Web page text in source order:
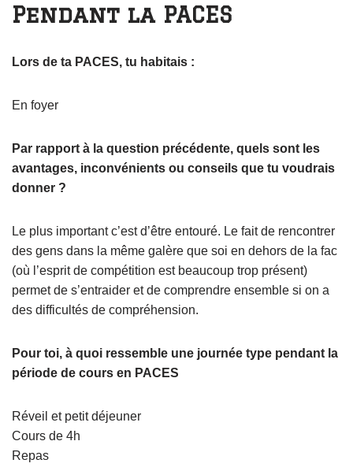
Pendant la PACES
Lors de ta PACES, tu habitais :
En foyer
Par rapport à la question précédente, quels sont les
avantages, inconvénients ou conseils que tu voudrais
donner ?
Le plus important c’est d’être entouré. Le fait de rencontrer
des gens dans la même galère que soi en dehors de la fac
(où l’esprit de compétition est beaucoup trop présent)
permet de s’entraider et de comprendre ensemble si on a
des difficultés de compréhension.
Pour toi, à quoi ressemble une journée type pendant la
période de cours en PACES
Réveil et petit déjeuner
Cours de 4h
Repas